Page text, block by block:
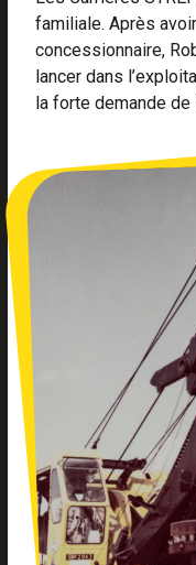
familiale. Après
concessionnaire,
lancer dans
la forte demande de